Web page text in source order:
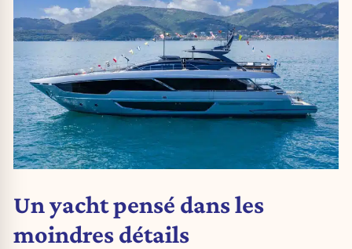
Un yacht pensé dans les
moindres détails